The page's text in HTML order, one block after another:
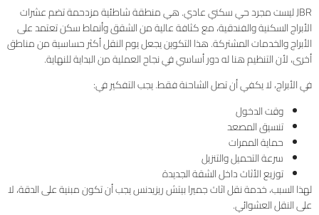
JBR ليست مجرد حي سكني عادي. هي منطقة شاطئية مزدحمة تضم عشرات
الأبراج السكنية والفندقية، مع كثافة عالية من الشقق وأنماط سكن تعتمد على
الأبراج والخدمات المشتركة. هذا التكوين يجعل يوم النقل أكثر حساسية من مناطق
أخرى، لأن التنظيم هنا له دور أساسي في نجاح العملية من البداية للنهاية.
في الأبراج، لا يكفي أن تصل الشاحنة فقط. يجب التفكير في:
وقت الدخول
تنسيق المصعد
حماية الممرات
سرعة التحميل والتنزيل
توزيع الأثاث داخل الشقة الجديدة
لهذا السبب، خدمة نقل اثاث جميرا بيتش ريزيدنس يجب أن تكون مبنية على الدقة، لا
على النقل العشوائي.